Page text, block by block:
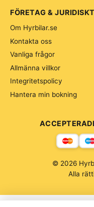
FÖRETAG & JURIDISKT
Om Hyrbilar.se
Kontakta oss
Vanliga frågor
Allmänna villkor
Integritetspolicy
Hantera min bokning
© 2026
Alla